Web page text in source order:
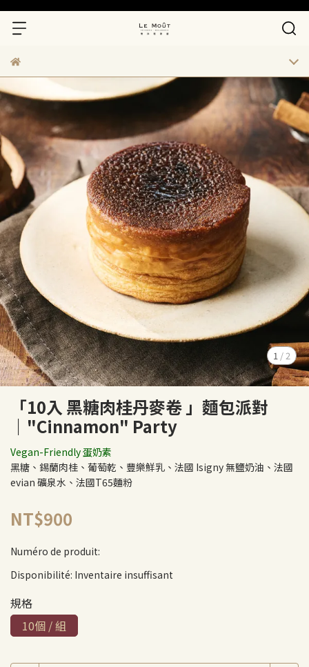
1 / 2
「10入 黑糖肉桂丹麥卷 」麵包派對
｜"Cinnamon" Party
Vegan-Friendly 蛋奶素
黑糖、錫蘭肉桂、葡萄乾、豐樂鮮乳、法國 Isigny 無鹽奶油、法國
evian 礦泉水、法國T65麵粉
NT$900
Numéro de produit:
Disponibilité: Inventaire insuffisant
規格
10個 / 組